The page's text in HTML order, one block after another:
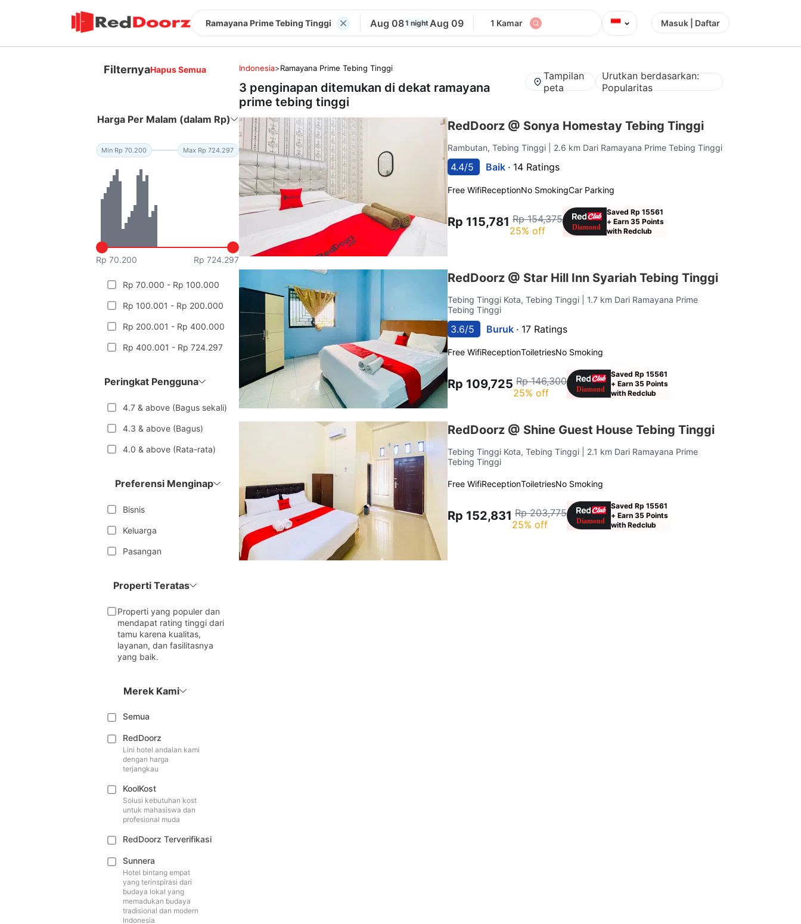
Ramayana Prime Tebing Tinggi Aug 081 night Aug 09 1 Kamar ⌄ Masuk | Daftar
FilternyaHapus Semua
Harga Per Malam (dalam Rp)
Min Rp 70.200 Max Rp 724.297
Rp 70.200 Rp 724.297
Rp 70.000 - Rp 100.000
Rp 100.001 - Rp 200.000
Rp 200.001 - Rp 400.000
Rp 400.001 - Rp 724.297
Peringkat Pengguna
4.7 & above (Bagus sekali)
4.3 & above (Bagus)
4.0 & above (Rata-rata)
Preferensi Menginap
Bisnis
Keluarga
Pasangan
Properti Teratas
Properti yang populer dan
mendapat rating tinggi dari
tamu karena kualitas,
layanan, dan fasilitasnya
yang baik.
Merek Kami
Semua
RedDoorz
Lini hotel andalan kami
dengan harga
terjangkau
KoolKost
Solusi kebutuhan kost
untuk mahasiswa dan
profesional muda
RedDoorz Terverifikasi
Sunnera
Hotel bintang empat
yang terinspirasi dari
budaya lokal yang
memadukan budaya
tradisional dan modern
Indonesia
Indonesia>Ramayana Prime Tebing Tinggi
3 penginapan ditemukan di dekat ramayana
prime tebing tinggi
Tampilan
peta
Urutkan berdasarkan:
Popularitas
RedDoorz @ Sonya Homestay Tebing Tinggi
Rambutan, Tebing Tinggi | 2.6 km Dari Ramayana Prime Tebing Tinggi
4.4/5 Baik · 14 Ratings
Free WifiReceptionNo SmokingCar Parking
Rp 115,781 Rp 154,375
25% off
Saved Rp 15561
+ Earn 35 Points
with Redclub
RedDoorz @ Star Hill Inn Syariah Tebing Tinggi
Tebing Tinggi Kota, Tebing Tinggi
| 1.7 km Dari Ramayana Prime
Tebing Tinggi
3.6/5 Buruk · 17 Ratings
Free WifiReceptionToiletriesNo Smoking
Rp 109,725 Rp 146,300
25% off
Saved Rp 15561
+ Earn 35 Points
with Redclub
RedDoorz @ Shine Guest House Tebing Tinggi
Tebing Tinggi Kota, Tebing Tinggi
| 2.1 km Dari Ramayana Prime
Tebing Tinggi
Free WifiReceptionToiletriesNo Smoking
Rp 152,831 Rp 203,775
25% off
Saved Rp 15561
+ Earn 35 Points
with Redclub